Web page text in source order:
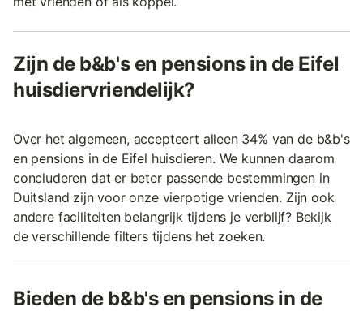
Zijn de b&b's en pensions in de Eifel
huisdiervriendelijk?
Over het algemeen, accepteert alleen 34% van de b&b's
en pensions in de Eifel huisdieren. We kunnen daarom
concluderen dat er beter passende bestemmingen in
Duitsland zijn voor onze vierpotige vrienden. Zijn ook
andere faciliteiten belangrijk tijdens je verblijf? Bekijk
de verschillende filters tijdens het zoeken.
Bieden de b&b's en pensions in de